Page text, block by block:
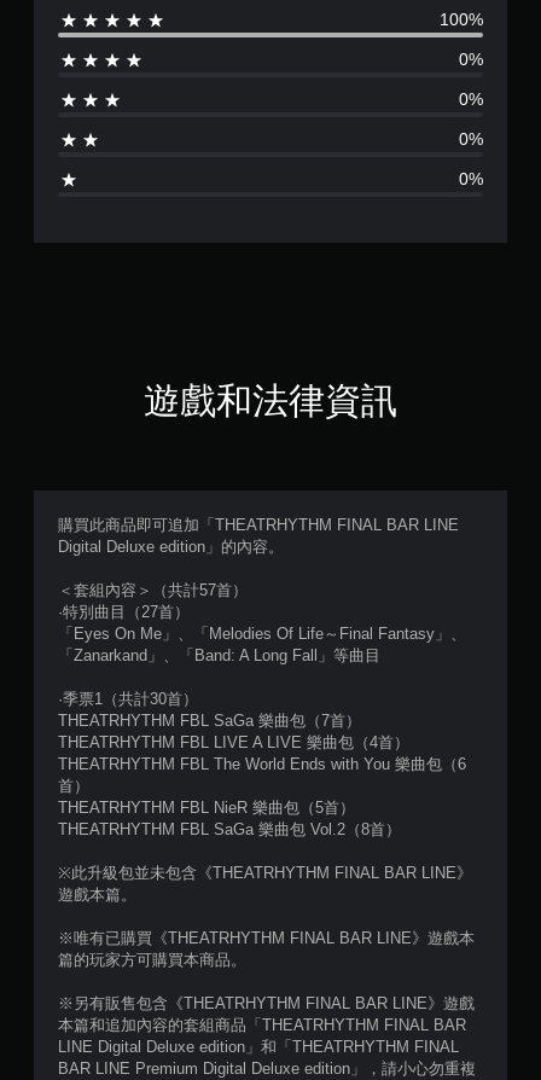
評
分
5
星
星
則
100%
0%
0%
0%
0%
遊戲和法律資訊
購買此商品即可追加「THEATRHYTHM FINAL BAR LINE
Digital Deluxe edition」的內容。
＜套組內容＞（共計57首）
·特別曲目（27首）
「Eyes On Me」、「Melodies Of Life～Final Fantasy」、
「Zanarkand」、「Band: A Long Fall」等曲目
·季票1（共計30首）
THEATRHYTHM FBL SaGa 樂曲包（7首）
THEATRHYTHM FBL LIVE A LIVE 樂曲包（4首）
THEATRHYTHM FBL The World Ends with You 樂曲包（6
首）
THEATRHYTHM FBL NieR 樂曲包（5首）
THEATRHYTHM FBL SaGa 樂曲包 Vol.2（8首）
※此升級包並未包含《THEATRHYTHM FINAL BAR LINE》
遊戲本篇。
※唯有已購買《THEATRHYTHM FINAL BAR LINE》遊戲本
篇的玩家方可購買本商品。
※另有販售包含《THEATRHYTHM FINAL BAR LINE》遊戲
本篇和追加內容的套組商品「THEATRHYTHM FINAL BAR
LINE Digital Deluxe edition」和「THEATRHYTHM FINAL
BAR LINE Premium Digital Deluxe edition」，請小心勿重複